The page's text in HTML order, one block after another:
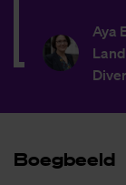
Aya
Boeg­beeld